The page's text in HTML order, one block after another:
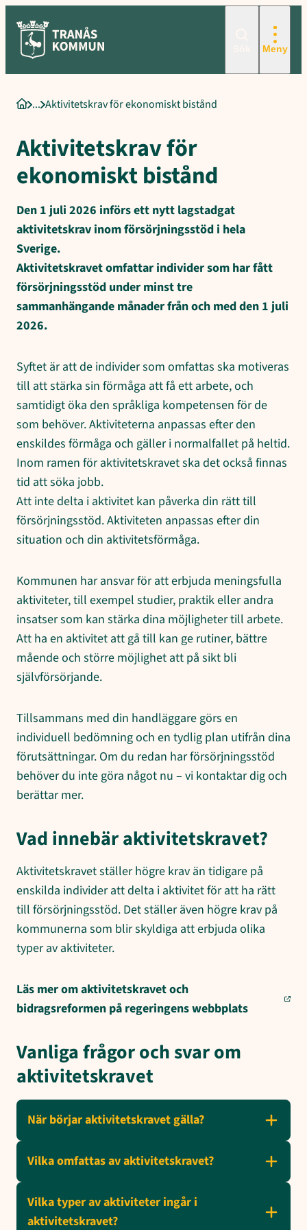
innehåll
Meny
StartsidaAktivitetskrav för ekonomiskt bistånd
Aktivitetskrav för
ekonomiskt bistånd
Den 1 juli 2026 införs ett nytt lagstadgat
aktivitetskrav inom försörjningsstöd i hela
Sverige.
Aktivitetskravet omfattar individer som har fått
försörjningsstöd under minst tre
sammanhängande månader från och med den 1 juli
2026.
Syftet är att de individer som omfattas ska motiveras
till att stärka sin förmåga att få ett arbete, och
samtidigt öka den språkliga kompetensen för de
som behöver. Aktiviteterna anpassas efter den
enskildes förmåga och gäller i normalfallet på heltid.
Inom ramen för aktivitetskravet ska det också finnas
tid att söka jobb.
Att inte delta i aktivitet kan påverka din rätt till
försörjningsstöd. Aktiviteten anpassas efter din
situation och din aktivitetsförmåga.
Kommunen har ansvar för att erbjuda meningsfulla
aktiviteter, till exempel studier, praktik eller andra
insatser som kan stärka dina möjligheter till arbete.
Att ha en aktivitet att gå till kan ge rutiner, bättre
mående och större möjlighet att på sikt bli
självförsörjande.
Tillsammans med din handläggare görs en
individuell bedömning och en tydlig plan utifrån dina
förutsättningar. Om du redan har försörjningsstöd
behöver du inte göra något nu – vi kontaktar dig och
berättar mer.
Vad innebär aktivitetskravet?
Aktivitetskravet ställer högre krav än tidigare på
enskilda individer att delta i aktivitet för att ha rätt
till försörjningsstöd. Det ställer även högre krav på
kommunerna som blir skyldiga att erbjuda olika
typer av aktiviteter.
Läs mer om aktivitetskravet och
bidragsreformen på regeringens webbplats
Vanliga frågor och svar om
aktivitetskravet
När börjar aktivitetskravet gälla?
Vilka omfattas av aktivitetskravet?
Vilka typer av aktiviteter ingår i
aktivitetskravet?